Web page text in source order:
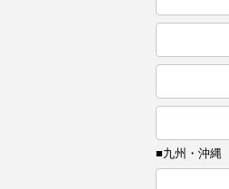
■九州・沖縄